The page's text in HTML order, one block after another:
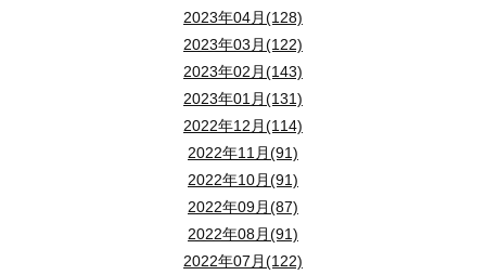
2023年04月(128)
2023年03月(122)
2023年02月(143)
2023年01月(131)
2022年12月(114)
2022年11月(91)
2022年10月(91)
2022年09月(87)
2022年08月(91)
2022年07月(122)